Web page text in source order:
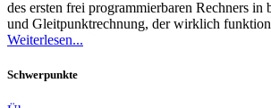
des ersten frei programmierbaren Rechners in
und Gleitpunktrechnung, der wirklich
Weiterlesen...
Schwerpunkte